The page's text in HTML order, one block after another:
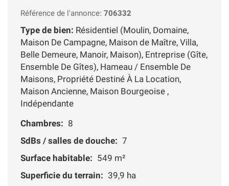
Référence de l'annonce: 706332
Type de bien: Résidentiel (Moulin, Domaine,
Maison De Campagne, Maison de Maître, Villa,
Belle Demeure, Manoir, Maison), Entreprise (Gîte,
Ensemble De Gîtes), Hameau / Ensemble De
Maisons, Propriété Destiné À La Location,
Maison Ancienne, Maison Bourgeoise ,
Indépendante
Chambres: 8
SdBs / salles de douche: 7
Surface habitable: 549 m²
Superficie du terrain: 39,9 ha